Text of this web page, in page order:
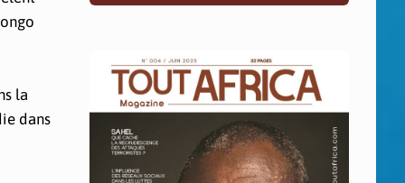
la
dans